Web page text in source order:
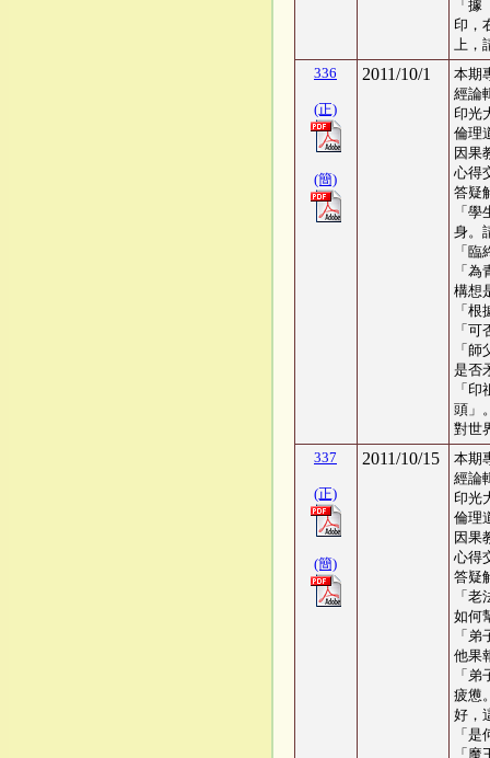
「
印，
上，
336
(正)
(簡)
2011/10/1
本期
經論
印光
倫理
因果
心得
答疑
「
身。
「
「
構想
「
「
「
是否
「
頭」
對世
337
(正)
(簡)
2011/10/15
本期
經論
印光
倫理
因果
心得
答疑
「
如何
「
他果
「
疲憊
好，
「
「